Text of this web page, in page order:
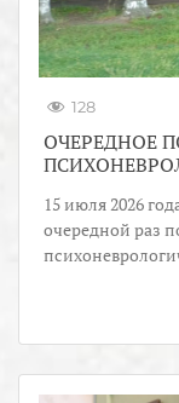
128
ОЧЕРЕДНОЕ
15 июля 2026
очередной раз